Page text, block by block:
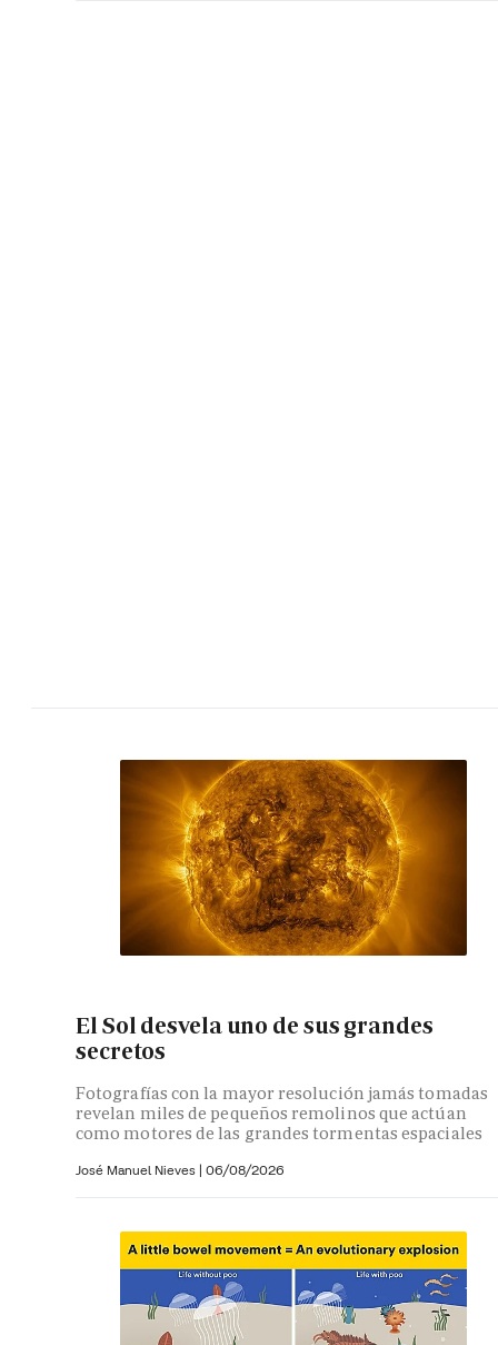
El Sol desvela uno de sus grandes
secretos
Fotografías con la mayor resolución jamás tomadas
revelan miles de pequeños remolinos que actúan
como motores de las grandes tormentas espaciales
José Manuel Nieves | 06/08/2026